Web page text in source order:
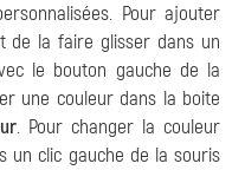
Pour ajouter
de la faire glisser dans un
le bouton gauche de la
une couleur dans la boite
. Pour changer la couleur
un clic gauche de la souris